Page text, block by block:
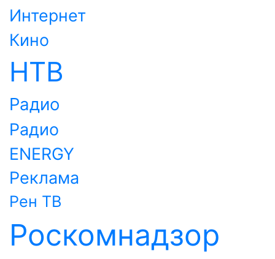
Интернет
Кино
НТВ
Радио
Радио
ENERGY
Реклама
Рен ТВ
Роскомнадзор